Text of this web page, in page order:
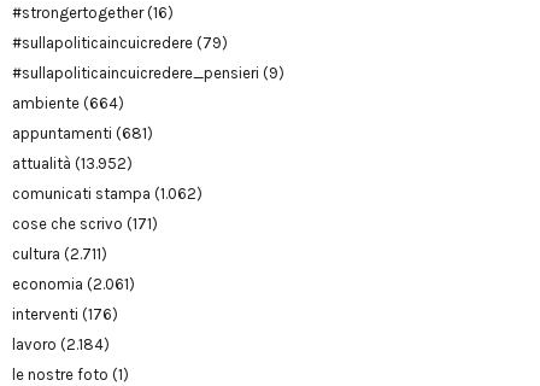
#strongertogether(16)
#sullapoliticaincuicredere (79)
#sullapoliticaincuicredere_pensieri (9)
ambiente (664)
appuntamenti (681)
attualità (13.952)
comunicati stampa (1.062)
cose che scrivo (171)
cultura (2.711)
economia (2.061)
interventi (176)
lavoro (2.184)
le nostre foto (1)